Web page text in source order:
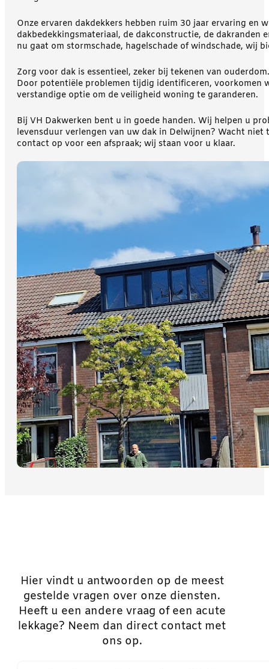
Onze ervaren dakdekkers hebben ruim 30 jaar ervaring en
dakbedekkingsmateriaal, de dakconstructie, de
nu gaat om stormschade, hagelschade of windschade, wij
Zorg voor dak is essentieel, zeker bij tekenen van
Door potentiële problemen tijdig identificeren, voorkomen
verstandige optie om de veiligheid woning te garanderen.
Bij VH Dakwerken bent u in goede handen. Wij helpen u
levensduur verlengen van uw dak in Delwijnen? Wacht
contact op voor een afspraak; wij staan voor u klaar.
Hier vindt u antwoorden op de meest
gestelde vragen over onze diensten.
Heeft u een andere vraag of een acute
lekkage? Neem dan direct contact met
ons op.